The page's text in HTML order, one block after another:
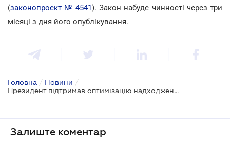
(законопроект № 4541). Закон набуде чинності через три
місяці з дня його опублікування.
Головна / Новини /
Президент підтримав оптимізацію надходження іноземних інвестицій в Україну
Залиште коментар